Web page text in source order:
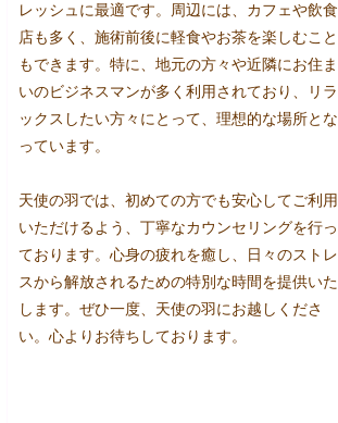
レッシュに最適です。周辺には、カフェや飲食
店も多く、施術前後に軽食やお茶を楽しむこと
もできます。特に、地元の方々や近隣にお住ま
いのビジネスマンが多く利用されており、リラ
ックスしたい方々にとって、理想的な場所とな
っています。
天使の羽では、初めての方でも安心してご利用
いただけるよう、丁寧なカウンセリングを行っ
ております。心身の疲れを癒し、日々のストレ
スから解放されるための特別な時間を提供いた
します。ぜひ一度、天使の羽にお越しくださ
い。心よりお待ちしております。